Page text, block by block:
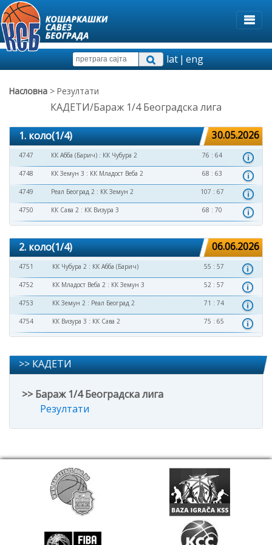
lat|eng
Насловна > Резултати
КАДЕТИ/Бараж 1/4 Београдска лига
1. коло(1/4) 30.05.2026
4747 КК Абба (Барич) : КК Чубура 2 76 : 64
4748 КК Земун 3 : КК Младост Веба 2 68 : 63
4749 Реал Београд 2 : КК Земун 2 107 : 67
4750 КК Сава 2 : КК Визура 3 68 : 70
2. коло(1/4) 06.06.2026
4751 КК Чубура 2 : КК Абба (Барич) 55 : 57
4752 КК Младост Веба 2 : КК Земун 3 52 : 57
4753 КК Земун 2 : Реал Београд 2 71 : 74
4754 КК Визура 3 : КК Сава 2 75 : 65
>> КАДЕТИ
>> Бараж 1/4 Београдска лига
Резултати